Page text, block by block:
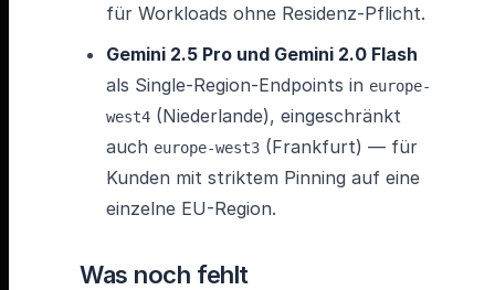
für Workloads ohne Residenz-Pflicht.
Gemini 2.5 Pro und Gemini 2.0 Flash
als Single-Region-Endpoints in europe-
west4 (Niederlande), eingeschränkt
auch europe-west3 (Frankfurt) — für
Kunden mit striktem Pinning auf eine
einzelne EU-Region.
Was noch fehlt